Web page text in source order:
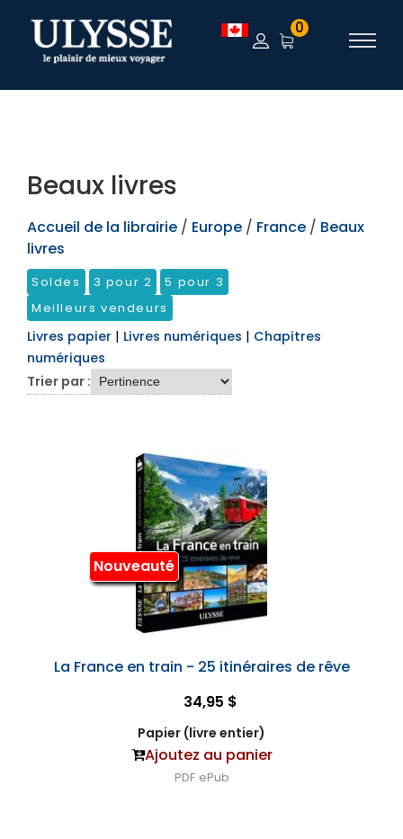
TEST 0
Beaux livres
Accueil de la librairie / Europe / France / Beaux
livres
Soldes 3 pour 2
5 pour 3
Meilleurs vendeurs
Livres papier | Livres numériques | Chapitres
numériques
Trier par :
Nouveauté
La France en train - 25 itinéraires de rêve
34,95 $
Papier (livre entier)
Ajoutez au panier
PDF ePub